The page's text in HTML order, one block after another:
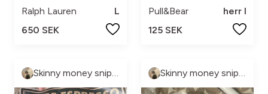
Ralph Lauren
L
650 SEK
Pull&Bear
herr l
125 SEK
Skinny money sniper Skinny money sniper